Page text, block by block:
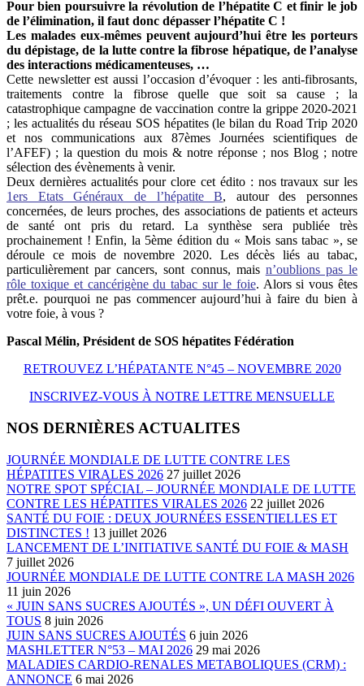
Pour bien poursuivre la révolution de l’hépatite C et finir le job
de l’élimination, il faut donc dépasser l’hépatite C !
Les malades eux-mêmes peuvent aujourd’hui être les porteurs
du dépistage, de la lutte contre la fibrose hépatique, de l’analyse
des interactions médicamenteuses, …
Cette newsletter est aussi l’occasion d’évoquer : les anti-fibrosants,
traitements contre la fibrose quelle que soit sa cause ; la
catastrophique campagne de vaccination contre la grippe 2020-2021
; les actualités du réseau SOS hépatites (le bilan du Road Trip 2020
et nos communications aux 87èmes Journées scientifiques de
l’AFEF) ; la question du mois & notre réponse ; nos Blog ; notre
sélection des évènements à venir.
Deux dernières actualités pour clore cet édito : nos travaux sur les
1ers Etats Généraux de l’hépatite B, autour des personnes
concernées, de leurs proches, des associations de patients et acteurs
de santé ont pris du retard. La synthèse sera publiée très
prochainement ! Enfin, la 5ème édition du « Mois sans tabac », se
déroule ce mois de novembre 2020. Les décès liés au tabac,
particulièrement par cancers, sont connus, mais n’oublions pas le
rôle toxique et cancérigène du tabac sur le foie. Alors si vous êtes
prêt.e. pourquoi ne pas commencer aujourd’hui à faire du bien à
votre foie, à vous ?
Pascal Mélin, Président de SOS hépatites Fédération
RETROUVEZ L’HÉPATANTE N°45 – NOVEMBRE 2020
INSCRIVEZ-VOUS À NOTRE LETTRE MENSUELLE
NOS DERNIÈRES ACTUALITES
JOURNÉE MONDIALE DE LUTTE CONTRE LES
HÉPATITES VIRALES 2026 27 juillet 2026
NOTRE SPOT SPÉCIAL – JOURNÉE MONDIALE DE LUTTE
CONTRE LES HÉPATITES VIRALES 2026 22 juillet 2026
SANTÉ DU FOIE : DEUX JOURNÉES ESSENTIELLES ET
DISTINCTES ! 13 juillet 2026
LANCEMENT DE L’INITIATIVE SANTÉ DU FOIE & MASH
7 juillet 2026
JOURNÉE MONDIALE DE LUTTE CONTRE LA MASH 2026
11 juin 2026
« JUIN SANS SUCRES AJOUTÉS », UN DÉFI OUVERT À
TOUS 8 juin 2026
JUIN SANS SUCRES AJOUTÉS 6 juin 2026
MASHLETTER N°53 – MAI 2026 29 mai 2026
MALADIES CARDIO-RENALES METABOLIQUES (CRM) :
ANNONCE 6 mai 2026